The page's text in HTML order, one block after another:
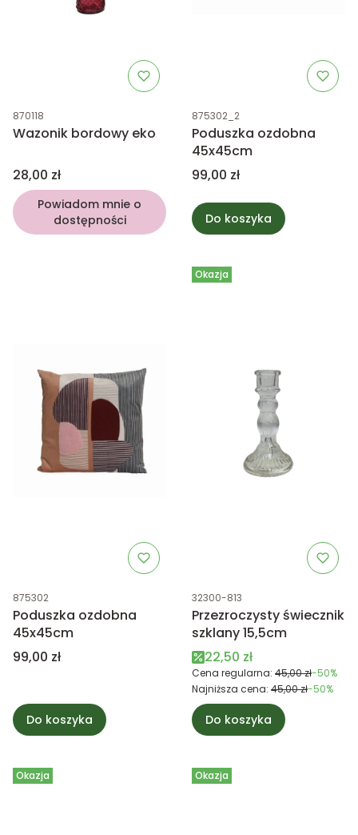
Kod produktu
870118
Wazonik bordowy eko
Cena
28,00 zł
Powiadom mnie o
dostępności
Kod produktu
875302_2
Poduszka ozdobna
45x45cm
Cena
99,00 zł
Do koszyka
Kod produktu
875302
Poduszka ozdobna
45x45cm
Cena
99,00 zł
Do koszyka
Okazja
Kod produktu
32300-813
Przezroczysty świecznik
szklany 15,5cm
Cena promocyjna
22,50 zł
Cena regularna: 45,00 zł-50%
Najniższa cena: 45,00 zł-50%
Do koszyka
Okazja Okazja